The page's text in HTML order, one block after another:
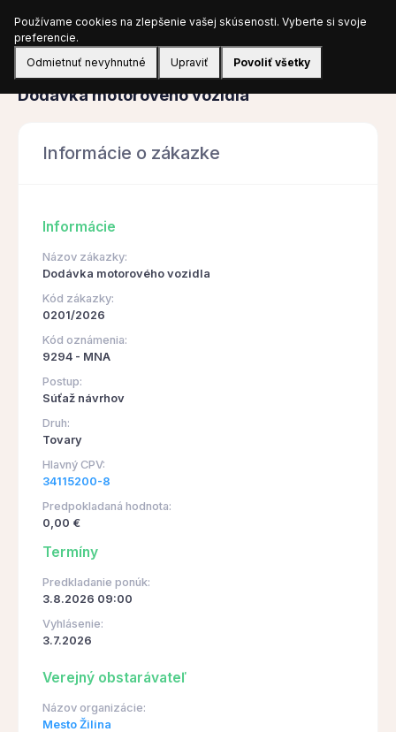
Prihlásiť sa
Obstarávanie
Dodávka motorového vozidla
Informácie o zákazke
Informácie
Názov zákazky:
Dodávka motorového vozidla
Kód zákazky:
0201/2026
Kód oznámenia:
9294 - MNA
Postup:
Súťaž návrhov
Druh:
Tovary
Hlavný CPV:
34115200-8
Predpokladaná hodnota:
0,00 €
Termíny
Predkladanie ponúk:
3.8.2026 09:00
Vyhlásenie:
3.7.2026
Verejný obstarávateľ
Názov organizácie:
Mesto Žilina
Používame cookies na zlepšenie vašej skúsenosti. Vyberte si svoje
preferencie.
Odmietnuť nevyhnutné
Upraviť Povoliť všetky